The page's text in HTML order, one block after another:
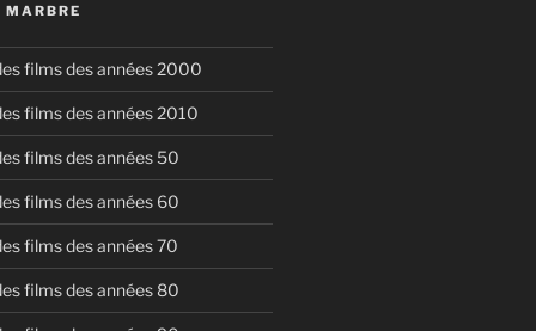
films des années 2000
films des années 2010
films des années 50
films des années 60
films des années 70
films des années 80